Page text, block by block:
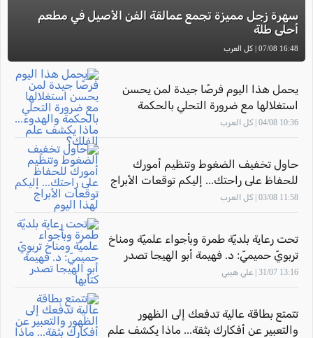
سهرة زجل مميزة تجمع عمالقة الفن الأصيل في مطعم
أحلى طلة
16:48 07/08 | كل العرب
يحمل هذا اليوم فرصًا جيدة لمن يحسن
استغلالها مع ضرورة التحلي بالحكمة
والهدوء... ماذا يكشف علم الفلك؟
10:36 04/08 | كل العرب
حاول تخفيف الضغوط وتنظيم أمورك
للحفاظ على راحتك... إليكم توقعات الأبراج
لهذا اليوم
11:58 03/08 | كل العرب
تحت رعاية بلديّة طمرة وبأجواء علميّة ومناخ
تربويّ حميميّ: د. فهيمة أبو الهيجا تصدر
كتابها "أثر المهارة" بحضور الاتّحاد القطريّ
13:16 31/07 | علي هيبي
تتمتع بطاقة عالية تدفعك إلى الظهور
والتعبير عن أفكارك بثقة... ماذا يكشف علم